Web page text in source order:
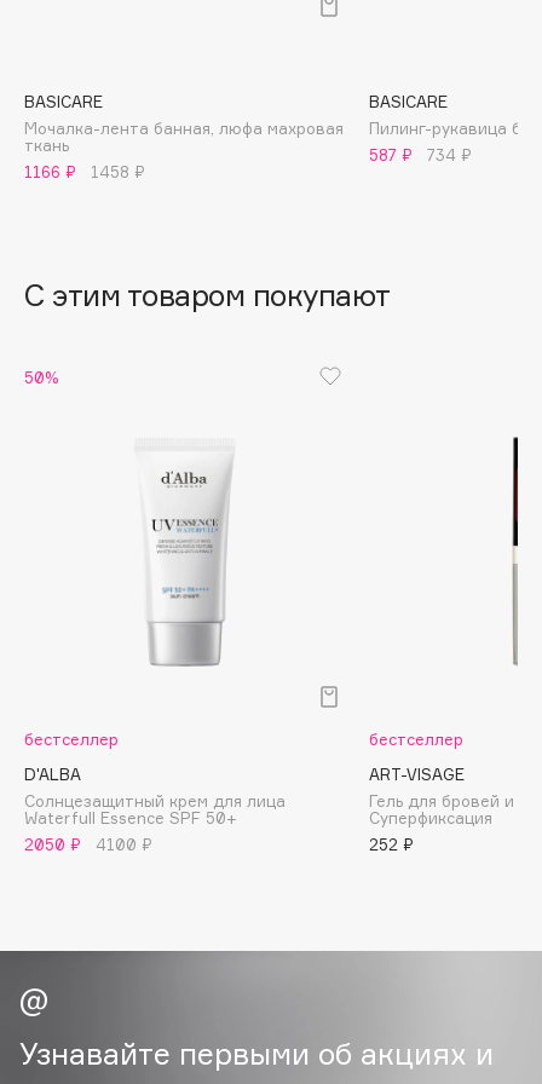
Baffy
Balmain Hair Couture
ЭКСКЛЮЗИВ
Banderas
Beauty Pati
beautyblender
Bobbi Brown
BOOMSHOP
BORK
Brunello Cucinelli
BY WISHTREND
Byredo
BASICARE
Мочалка-лента банная, люфа махровая
ткань
1166 ₽
1458 ₽
BASICARE
Пилинг-рукавица
587 ₽
734 ₽
С этим товаром покупают
50%
бестселлер
D'ALBA
Солнцезащитный крем для лица
Waterfull Essence SPF 50+
2050 ₽
4100 ₽
бестселлер
ART-VISAGE
Гель для бровей и
Суперфиксация
252 ₽
Узнавайте первыми об акциях и